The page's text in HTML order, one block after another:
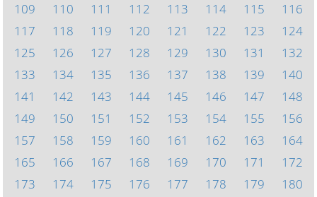
109
110 111 112 113 114 115
116
117
118 119 120 121 122 123
124
125
126 127 128 129 130 131
132
133
134 135 136 137 138 139
140
141
142 143 144 145 146 147
148
149
150 151 152 153 154 155
156
157
158 159 160 161 162 163
164
165
166 167 168 169 170 171
172
173
174 175 176 177 178 179
180